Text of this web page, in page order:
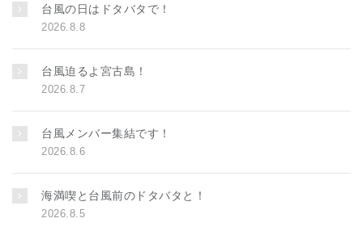
台風の日はドタバタで！
2026.8.8
台風迫るよ宮古島！
2026.8.7
台風メンバー集結です！
2026.8.6
海満喫と台風前のドタバタと！
2026.8.5